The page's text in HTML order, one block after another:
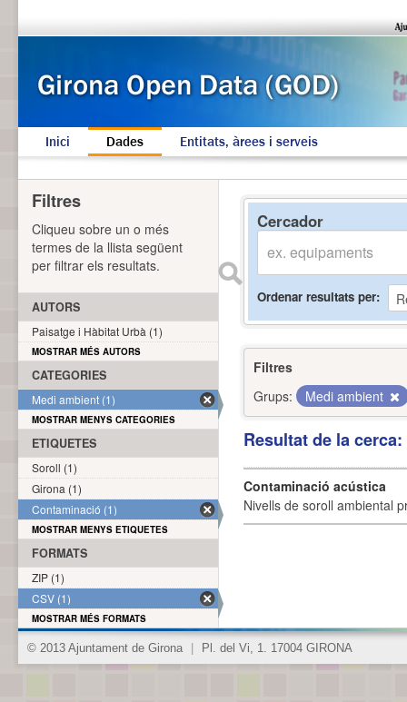
Inici Dades Entitats, àrees i serveis
Cercador
Ordenar resultats per
Filtres
Grups:
Medi ambient
Resultat de la
Contaminació acústica
Nivells de soroll ambiental
Filtres
Cliqueu sobre un o més
termes de la llista següent
per filtrar els resultats.
AUTORS
Paisatge i Hàbitat Urbà (1)
MOSTRAR MÉS AUTORS
CATEGORIES
Medi ambient (1)
MOSTRAR MENYS CATEGORIES
ETIQUETES
Soroll (1)
Girona (1)
Contaminació (1)
MOSTRAR MENYS ETIQUETES
FORMATS
ZIP (1)
CSV (1)
MOSTRAR MÉS FORMATS
© 2013 Ajuntament de Girona Pl. del Vi, 1. 17004 GIRONA